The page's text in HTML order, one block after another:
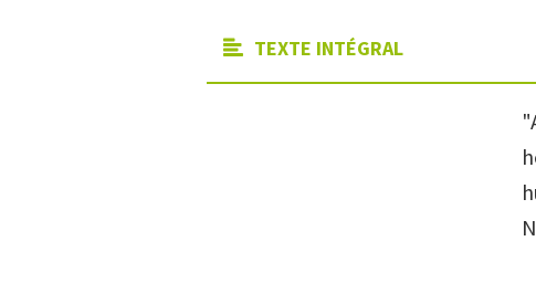
TEXTE INTÉGRAL